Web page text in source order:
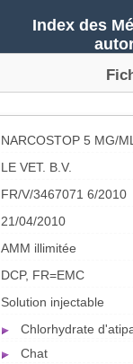
Index des
NARCOSTOP 5 MG/
LE VET. B.V.
FR/V/3467071 6/2010
21/04/2010
AMM illimitée
DCP, FR=EMC
Solution injectable
Chlorhydrate
Chat